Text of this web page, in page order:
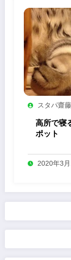
スタパ齋藤
高所で寝
ポット
2020年3